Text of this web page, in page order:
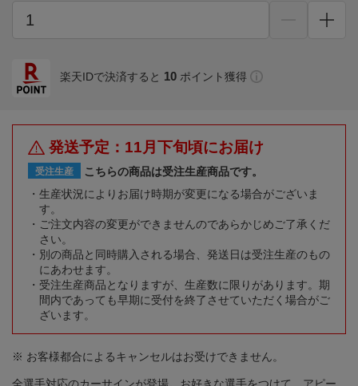
楽天IDで決済すると 10 ポイント獲得
発送予定：11月下旬頃にお届け
受注生産
こちらの商品は受注生産商品です。
生産状況によりお届け時期が変更になる場合がございま
す。
ご注文内容の変更ができませんのであらかじめご了承くだ
さい。
別の商品と同時購入される場合、発送日は受注生産のもの
にあわせます。
受注生産商品となりますが、生産数に限りがあります。期
間内であっても早期に受付を終了させていただく場合がご
ざいます。
※ お客様都合によるキャンセルはお受けできません。